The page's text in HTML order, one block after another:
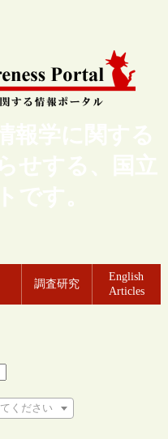
報学に関する
せする、国立
です。
調査研究
English
Articles
ください